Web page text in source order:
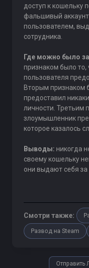
доступ к кошельку
фальшивый
пользователем,
сотрудника.
Где можно было
признаком было
пользователя
Вторым признаком
предоставил
личности. Третьим
злоумышленник
которое казалось
Выводы: никогда
своему кошельку
они выдают себя
Смотри также:
Развод на Steam
Отправить